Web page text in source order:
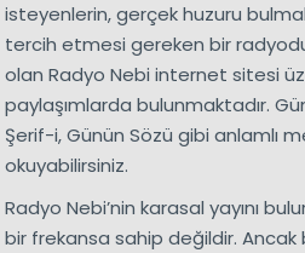
isteyenlerin, gerçek huzuru
tercih etmesi gereken bir
olan Radyo Nebi internet sitesi
paylaşımlarda bulunmaktadır.
Şerif-i, Günün Sözü gibi anlamlı
okuyabilirsiniz.
Radyo Nebi’nin karasal yayını
bir frekansa sahip değildir.